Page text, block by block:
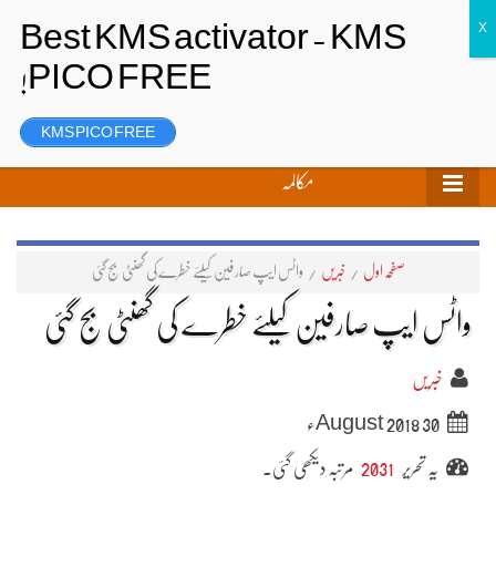
رجسٹر
مکالمہ
صفحہ اول / خبریں / واٹس ایپ صارفین کیلئے خطرے کی گھنٹی بج گئی
واٹس ایپ صارفین کیلئے خطرے کی گھنٹی بج گئی
خبریں
30 August 2018ء
یہ تحریر 2031 مرتبہ دیکھی گئی۔
KMS PICO FREE